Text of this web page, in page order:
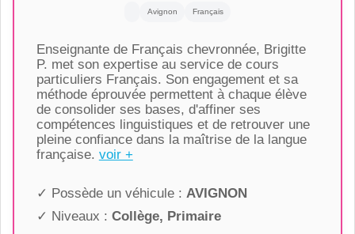
Avignon Français
Enseignante de Français chevronnée, Brigitte
P. met son expertise au service de cours
particuliers Français. Son engagement et sa
méthode éprouvée permettent à chaque élève
de consolider ses bases, d'affiner ses
compétences linguistiques et de retrouver une
pleine confiance dans la maîtrise de la langue
française. voir +
✓ Possède un véhicule : AVIGNON
✓ Niveaux : Collège, Primaire